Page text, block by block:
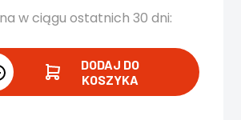
w ciągu ostatnich 30 dni:
DODAJ DO
KOSZYKA